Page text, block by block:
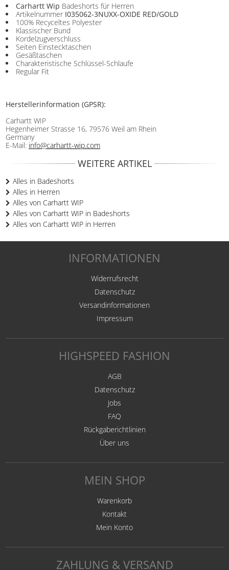
Carhartt Wip Badeshorts für Herren
Artikelnummer I035062-3NUXX-OXIDE RED/GOLD
100% Recyceltes Polyester
Klassischer Bund
Kordelzugverschluss
Seiten Einstecktaschen
Gesäßtaschen
Charakteristische Schlüssel-Schlaufe
Regular Fit
Herstellerinformation (GPSR):
Carhartt WIP
Hegenheimer Strasse 16, 79576 Weil am Rhein
Germany
E-Mail: info@carhartt-wip.com
WEITERE ARTIKEL
Alles in Badeshorts
Alles in Herren
Alles von Carhartt WIP
Alles von Carhartt WIP in Badeshorts
Alles von Carhartt WIP in Herren
INFORMATIONEN
Widerrufsrecht
Datenschutz
Versandinformationen
Impressum
HIGHSPEED FASHION
AGB
Datenschutz
Jobs
FAQ
Rückgaberichtlinien
Über uns
MEIN SHOP
Warenkorb
Kontakt
Mein Konto
ZAHLUNG & VERSAND